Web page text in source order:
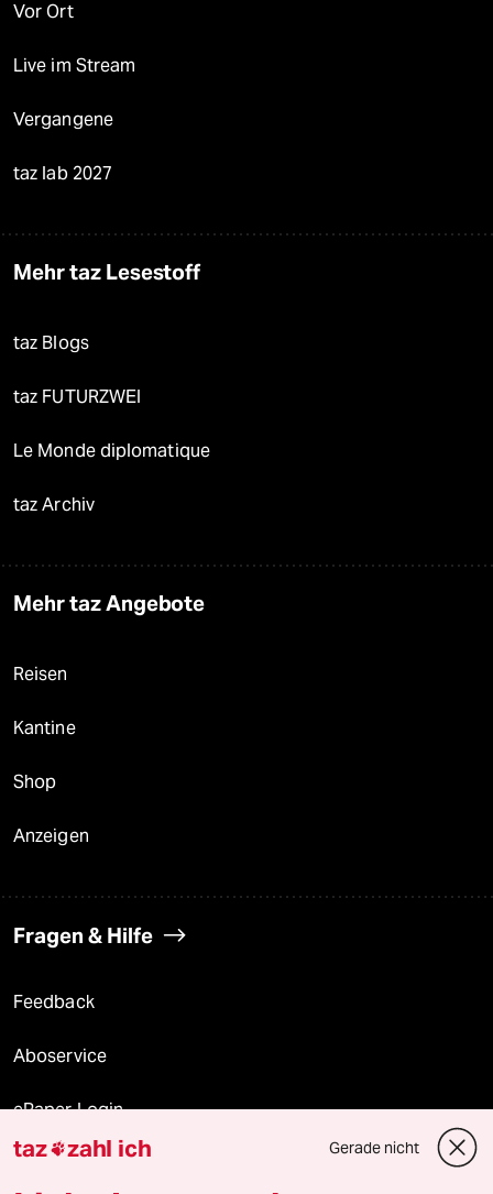
Vor Ort
Live im Stream
Vergangene
taz lab 2027
Mehr taz Lesestoff
taz Blogs
taz FUTURZWEI
Le Monde diplomatique
taz Archiv
Mehr taz Angebote
Reisen
Kantine
Shop
Anzeigen
Fragen & Hilfe
Feedback
Aboservice
ePaper Login
Downloads für Abonnierende
taz zahl ich Gerade nicht